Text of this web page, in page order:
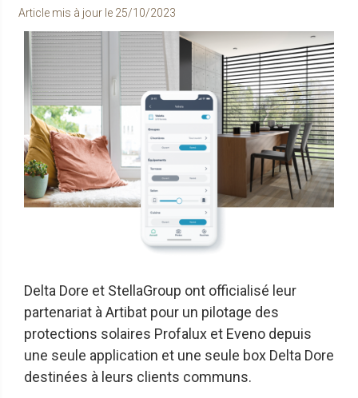
Article mis à jour le 25/10/2023
Delta Dore et StellaGroup ont officialisé leur
partenariat à Artibat pour un pilotage des
protections solaires Profalux et Eveno depuis
une seule application et une seule box Delta Dore
destinées à leurs clients communs.